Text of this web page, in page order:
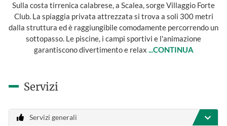
Sulla costa tirrenica calabrese, a Scalea, sorge Villaggio Forte
Club. La spiaggia privata attrezzata si trova a soli 300 metri
dalla struttura ed è raggiungibile comodamente percorrendo un
sottopasso. Le piscine, i campi sportivi e l'animazione
garantiscono divertimento e relax ...CONTINUA
Servizi
Servizi generali